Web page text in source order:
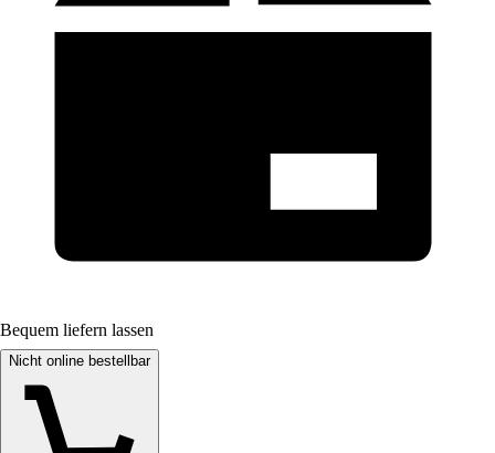
Bequem liefern lassen
Nicht online bestellbar